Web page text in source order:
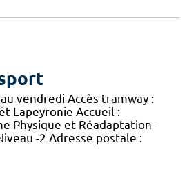
vendredi Accès tramway :
Lapeyronie Accueil :
Physique et Réadaptation -
-2 Adresse postale :